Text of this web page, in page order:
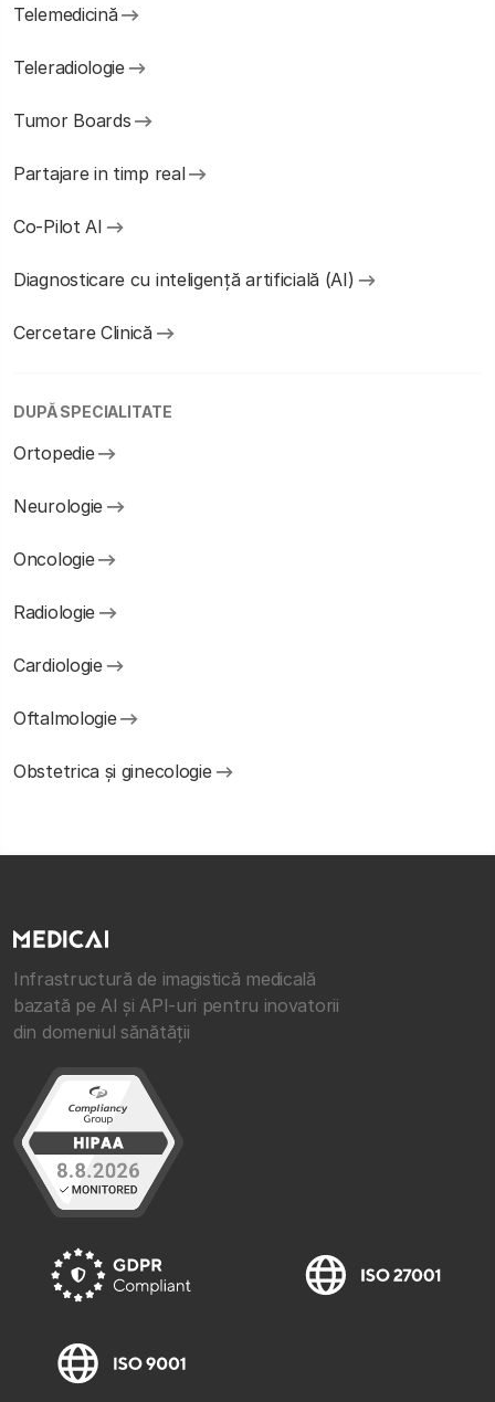
Telemedicină
Teleradiologie
Tumor Boards
Partajare in timp real
Co-Pilot AI
Diagnosticare cu inteligență artificială (AI)
Cercetare Clinică
DUPĂ SPECIALITATE
Ortopedie
Neurologie
Oncologie
Radiologie
Cardiologie
Oftalmologie
Obstetrica și ginecologie
Infrastructură de imagistică medicală
bazată pe AI și API-uri pentru inovatorii
din domeniul sănătății